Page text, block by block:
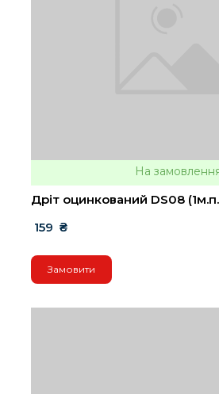
На
Дріт оцинкований DS08
159  ₴
Замовити